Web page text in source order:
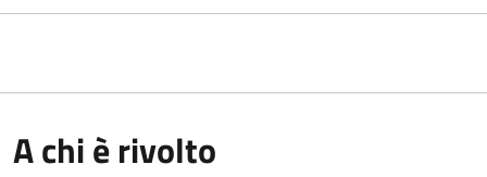
A chi è rivolto